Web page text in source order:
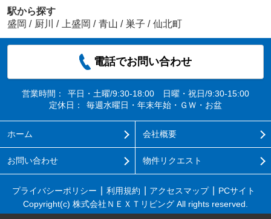
駅から探す
盛岡 / 厨川 / 上盛岡 / 青山 / 巣子 / 仙北町
電話でお問い合わせ
営業時間：
平日・土曜/9:30-18:00 日曜・祝日/9:30-15:00
定休日：
毎週水曜日・年末年始・ＧＷ・お盆
ホーム 会社概要
お問い合わせ 物件リクエスト
プライバシーポリシー 利用規約 アクセスマップ
PCサイト
Copyright(c) 株式会社ＮＥＸＴリビング All rights reserved.